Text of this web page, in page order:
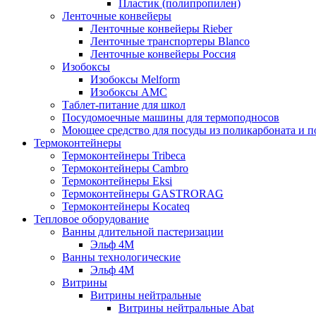
Пластик (полипропилен)
Ленточные конвейеры
Ленточные конвейеры Rieber
Ленточные транспортеры Blanco
Ленточные конвейеры Россия
Изобоксы
Изобоксы Melform
Изобоксы AMC
Таблет-питание для школ
Посудомоечные машины для термоподносов
Моющее средство для посуды из поликарбоната и
Термоконтейнеры
Термоконтейнеры Tribeca
Термоконтейнеры Cambro
Термоконтейнеры Eksi
Термоконтейнеры GASTRORAG
Термоконтейнеры Kocateq
Тепловое оборудование
Ванны длительной пастеризации
Эльф 4М
Ванны технологические
Эльф 4М
Витрины
Витрины нейтральные
Витрины нейтральные Abat